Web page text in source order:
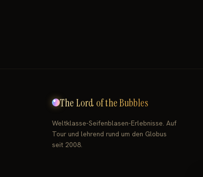
The Lord of the Bubbles
Weltklasse-Seifenblasen-Erlebnisse. Auf
Tour und lehrend rund um den Globus
seit 2008.